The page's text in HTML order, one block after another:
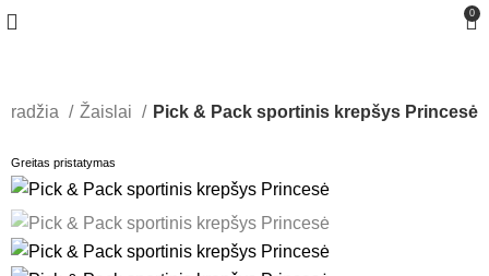
0
Pradžia Žaislai Pick & Pack sportinis krepšys Princesė
Greitas pristatymas